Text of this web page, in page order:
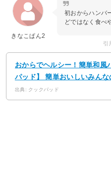
きなこぱん2
初おからハンバ
どではなく食べ
引
おからでヘルシー！簡単和風
パッド】 簡単おいしいみん
出典: クックパッド